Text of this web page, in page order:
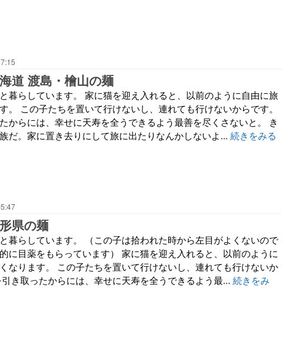
道 渡島・檜山の麺
暮らしています。 家に猫を迎え入れると、以前のように自由に旅
。 この子たちを置いて行けないし、連れても行けないからです。
からには、幸せに天寿を全うできるよう最善を尽くさないと。 き
だ。家に置き去りにして旅に出たりなんかしないよ... 続きをみる
県の麺
暮らしています。 （この子は拾われた時から左目がよくないので
に目薬をもらっています） 家に猫を迎え入れると、以前のように
なります。 この子たちを置いて行けないし、連れても行けないか
き取ったからには、幸せに天寿を全うできるよう最... 続きをみ